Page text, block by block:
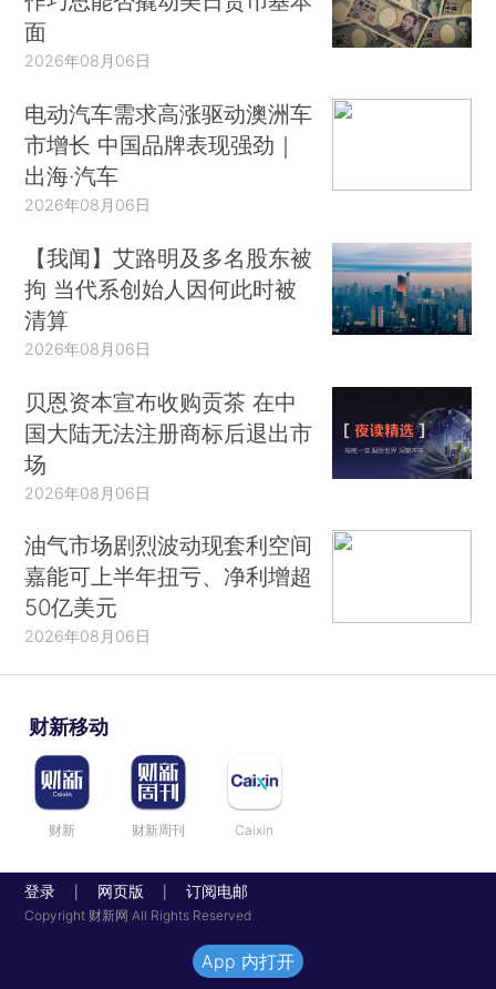
面
2026年08月06日
电动汽车需求高涨驱动澳洲车
市增长 中国品牌表现强劲｜
出海·汽车
2026年08月06日
【我闻】艾路明及多名股东被
拘 当代系创始人因何此时被
清算
2026年08月06日
贝恩资本宣布收购贡茶 在中
国大陆无法注册商标后退出市
场
2026年08月06日
油气市场剧烈波动现套利空间
嘉能可上半年扭亏、净利增超
50亿美元
2026年08月06日
财新移动
财新 财新周刊 Caixin
登录 网页版 订阅电邮
Copyright 财新网 All Rights Reserved
App 内打开